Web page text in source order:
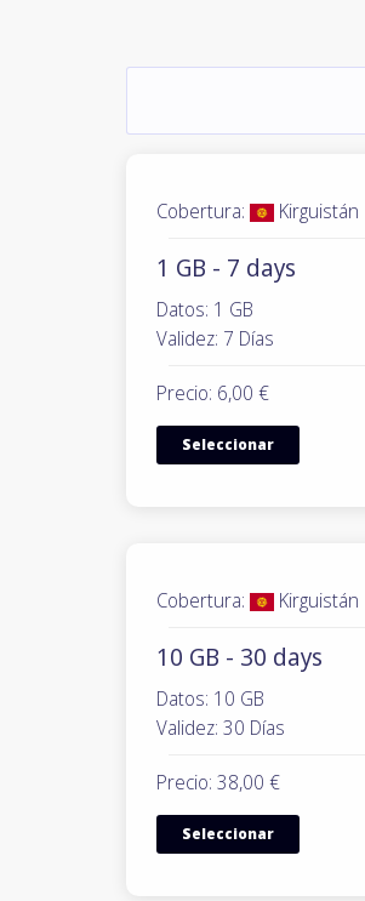
Cobertura: Kirguistán
1 GB - 7 days
Datos: 1 GB
Validez: 7 Días
Precio: 6,00 €
Seleccionar
Cobertura: Kirguistán
10 GB - 30 days
Datos: 10 GB
Validez: 30 Días
Precio: 38,00 €
Seleccionar